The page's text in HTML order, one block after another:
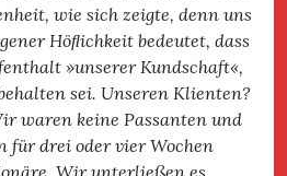
wie sich zeigte, denn uns
Höﬂichkeit bedeutet, dass
»unserer Kundschaft«,
sei. Unseren Klienten?
waren keine Passanten und
für drei oder vier Wochen
Wir unterließen es